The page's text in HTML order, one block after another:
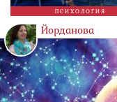
ПСИХОЛОГИЯ
Йорданова